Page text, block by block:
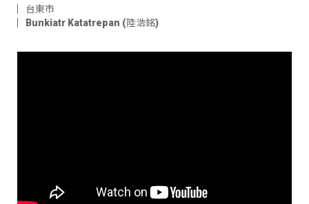
台東市
Bunkiatr Katatrepan (陸浩銘)